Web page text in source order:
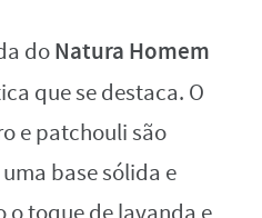
doNatura Homem
que se destaca. O
e patchouli são
base sólida e